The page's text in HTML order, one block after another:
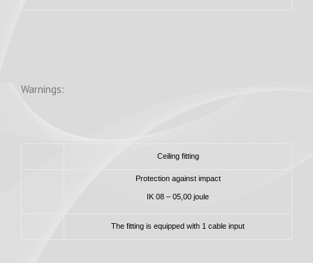
Warnings:
Ceiling fitting
Protection against impact
IK 08 – 05,00 joule
The fitting is equipped with 1 cable input